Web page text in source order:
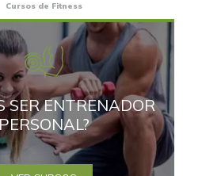
Cursos de Fitness
SER ENTRENADOR
PERSONAL?